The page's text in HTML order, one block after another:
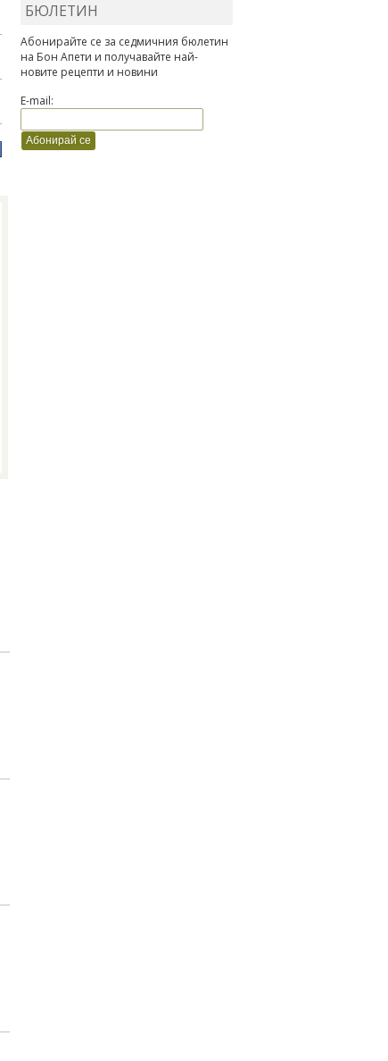
БЮЛЕТИН
Абонирайте се за седмичния бюлетин
на Бон Апети и получавайте най-
новите рецепти и новини
E-mail: